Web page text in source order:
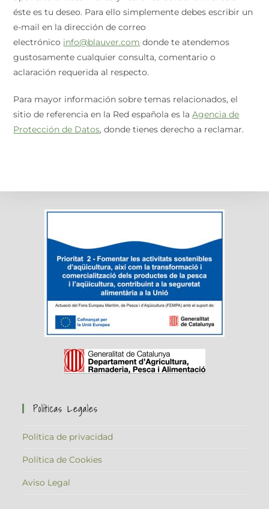
éste es tu deseo. Para ello simplemente debes escribir un
e-mail en la dirección de correo
electrónico info@blauver.com donde te atendemos
gustosamente cualquier consulta, comentario o
aclaración requerida al respecto.
Para mayor información sobre temas relacionados, el
sitio de referencia en la Red española es laAgencia de
Protección de Datos, donde tienes derecho a reclamar.
Políticas Legales
Política de privacidad
Política de Cookies
Aviso Legal